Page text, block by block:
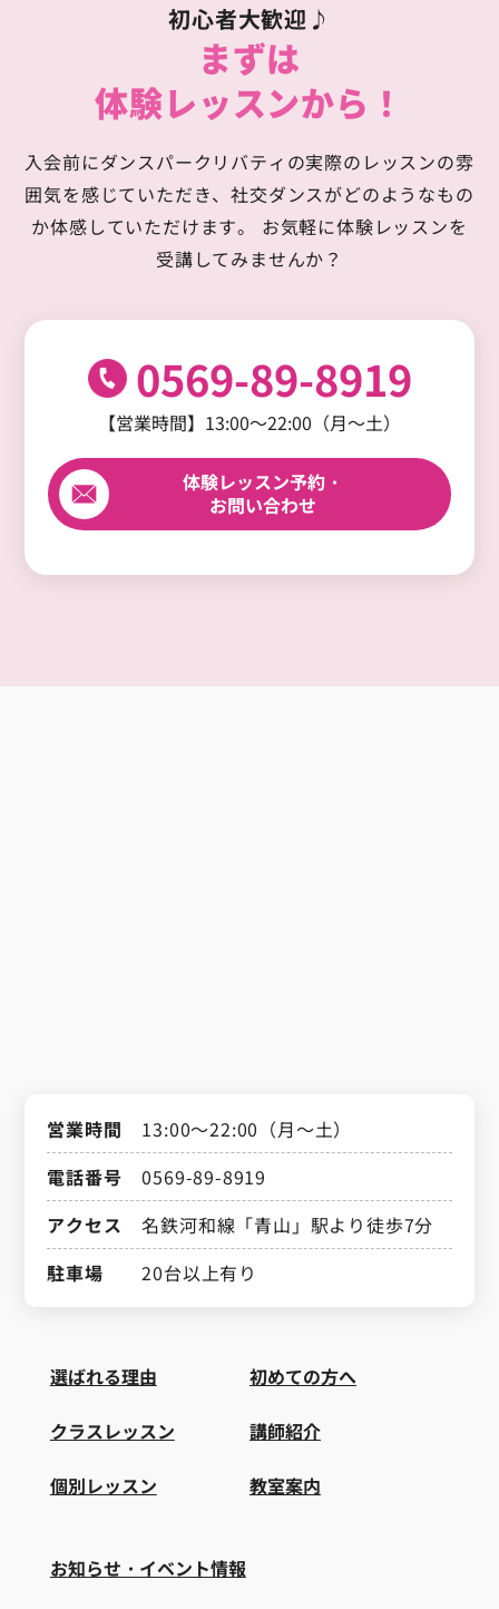
初心者大歓迎♪
まずは
体験レッスンから！
入会前にダンスパークリバティの実際のレッスンの雰
囲気を感じていただき、社交ダンスがどのようなもの
か体感していただけます。
お気軽に体験レッスンを
受講してみませんか？
0569-89-8919
【営業時間】13:00～22:00（月～土）
体験レッスン予約・
お問い合わせ
営業時間
13:00～22:00（月～土）
電話番号
0569-89-8919
アクセス
名鉄河和線「青山」駅より徒歩7分
駐車場
20台以上有り
選ばれる理由
クラスレッスン
個別レッスン
初めての方へ
講師紹介
教室案内
お知らせ・イベント情報